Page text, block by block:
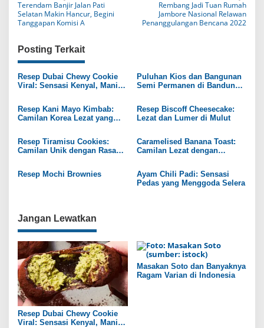
a
i
g
a
i
o
Terendam Banjir Jalan Pati
Selatan Makin Hancur, Begini
Tanggapan Komisi A
Rembang Jadi Tuan Rumah
Jambore Nasional Relawan
Penanggulangan Bencana 2022
Posting Terkait
Resep Dubai Chewy Cookie
Viral: Sensasi Kenyal, Manis,
Puluhan Kios dan Bangunan
Semi Permanen di Bandung
Resep Kani Mayo Kimbab:
Camilan Korea Lezat yang
Resep Biscoff Cheesecake:
Lezat dan Lumer di Mulut
Resep Tiramisu Cookies:
Camilan Unik dengan Rasa
Caramelised Banana Toast:
Camilan Lezat dengan
Resep Mochi Brownies
Ayam Chili Padi: Sensasi
Pedas yang Menggoda Selera
Jangan Lewatkan
Resep Dubai Chewy Cookie
Viral: Sensasi Kenyal, Manis,
Masakan Soto dan Banyaknya
Ragam Varian di Indonesia